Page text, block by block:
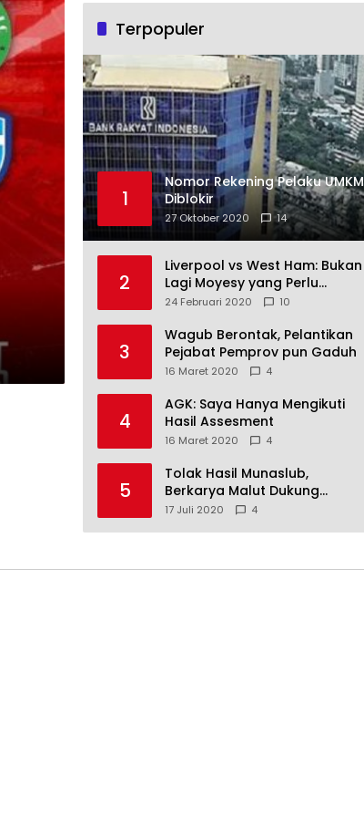
Terpopuler
1
Nomor Rekening Pelaku UMKM
Diblokir
27 Oktober 2020 14
2
Liverpool vs West Ham: Bukan
Lagi Moyesy yang Perlu
Ditakuti
24 Februari 2020 10
3
Wagub Berontak, Pelantikan
Pejabat Pemprov pun Gaduh
16 Maret 2020 4
4
AGK: Saya Hanya Mengikuti
Hasil Assesment
16 Maret 2020 4
5
Tolak Hasil Munaslub,
Berkarya Malut Dukung
Tommy Soeharto
17 Juli 2020 4